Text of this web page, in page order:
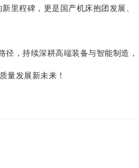
里程碑，更是国产机床抱团发展、
，持续深耕高端装备与智能制造，
量发展新未来！